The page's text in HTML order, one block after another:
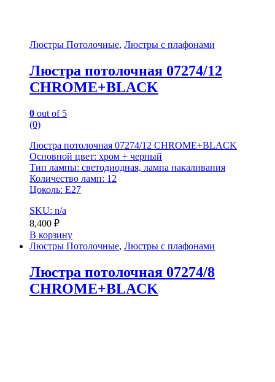
Люстры Потолочные, Люстры с плафонами
Люстра потолочная 07274/12
CHROME+BLACK
0 out of 5
(0)
Люстра потолочная 07274/12 CHROME+BLACK
Основной цвет: хром + черный
Тип лампы: светодиодная, лампа накаливания
Количество ламп: 12
Цоколь: E27
SKU: n/a
8,400 ₽
В корзину
Люстры Потолочные, Люстры с плафонами
Люстра потолочная 07274/8
CHROME+BLACK